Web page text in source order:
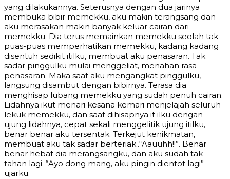
yang dilakukannya. Seterusnya dengan dua jarinya
membuka bibir memekku, aku makin terangsang dan
aku merasakan makin banyak keluar cairan dari
memekku. Dia terus memainkan memekku seolah tak
puas-puas memperhatikan memekku, kadang kadang
disentuh sedikit itilku, membuat aku penasaran. Tak
sadar pinggulku mulai menggeliat, menahan rasa
penasaran. Maka saat aku mengangkat pinggulku,
langsung disambut dengan bibirnya. Terasa dia
menghisap lubang memekku yang sudah penuh cairan.
Lidahnya ikut menari kesana kemari menjelajah seluruh
lekuk memekku, dan saat dihisapnya it ilku dengan
ujung lidahnya, cepat sekali menggelitik ujung itilku,
benar benar aku tersentak. Terkejut kenikmatan,
membuat aku tak sadar berteriak..“Aauuhh!!”. Benar
benar hebat dia merangsangku, dan aku sudah tak
tahan lagi. “Ayo dong mang, aku pingin dientot lagi”
ujarku.